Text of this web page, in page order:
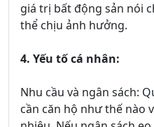
giá trị bất động sản nói
thể chịu ảnh hưởng.
4. Yếu tố cá nhân:
Nhu cầu và ngân sách:
cần căn hộ như thế nào